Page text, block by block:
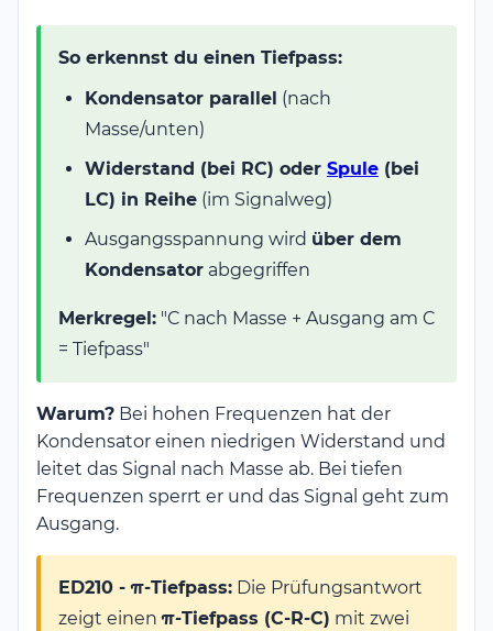
So erkennst du einen Tiefpass:
Kondensator parallel (nach
Masse/unten)
Widerstand (bei RC) oder Spule (bei
LC) in Reihe (im Signalweg)
Ausgangsspannung wird über dem
Kondensator abgegriffen
Merkregel: "C nach Masse + Ausgang am C
= Tiefpass"
Warum? Bei hohen Frequenzen hat der
Kondensator einen niedrigen Widerstand und
leitet das Signal nach Masse ab. Bei tiefen
Frequenzen sperrt er und das Signal geht zum
Ausgang.
ED210 - π-Tiefpass: Die Prüfungsantwort
zeigt einenπ-Tiefpass (C-R-C) mit zwei